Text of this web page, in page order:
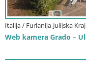
Italija / Furlanija-Julijska
Web kamera Grado –